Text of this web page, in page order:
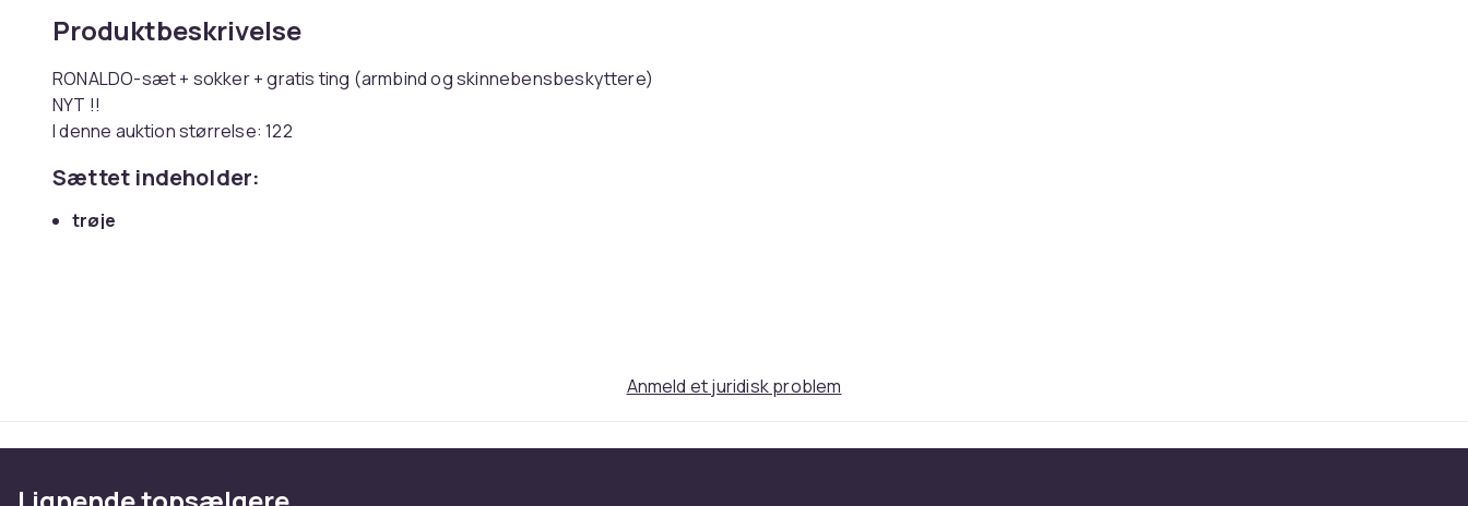
Produktbeskrivelse
RONALDO-sæt + sokker + gratis ting (armbind og skinnebensbeskyttere)
NYT !!
I denne auktion størrelse: 122
Sættet indeholder:
trøje
Tøjet er lavet af stærkt, åndbart materiale med stærk tråd.
Strømper lavet af garn af højeste kvalitet. Dette sæt vil bringe en ung
Anmeld et juridisk problem